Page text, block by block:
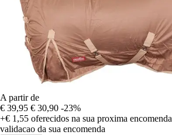
A partir de
€ 39,95 € 30,90 -23%
+€ 1,55 oferecidos na sua proxima encomenda
validacao da sua encomenda